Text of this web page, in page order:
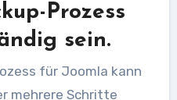
Prozess
sein.
für Joomla kann
mehrere Schritte